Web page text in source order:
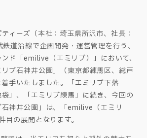
ィーズ（本社：埼玉県所沢市、社長：
道沿線で企画開発・運営管理を行う、
ド「emilive（エミリブ）」において、
ブ石神井公園」（東京都練馬区、総戸
手いたしました。「エミリブ下落
」、「エミリブ練馬」に続き、今回の
石神井公園」は、「emilive（エミリ
目の展開となります。